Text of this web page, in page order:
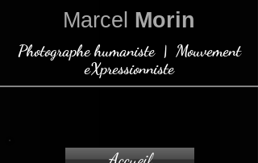
Marcel Morin
Photographe humaniste | Mouvement
eXpressionniste